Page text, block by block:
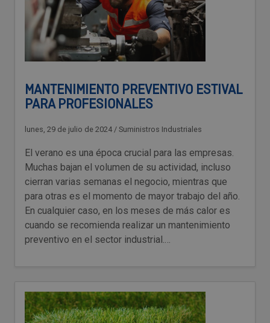
MANTENIMIENTO PREVENTIVO ESTIVAL
PARA PROFESIONALES
lunes, 29 de julio de 2024 / Suministros Industriales
El verano es una época crucial para las empresas.
Muchas bajan el volumen de su actividad, incluso
cierran varias semanas el negocio, mientras que
para otras es el momento de mayor trabajo del año.
En cualquier caso, en los meses de más calor es
cuando se recomienda realizar un mantenimiento
preventivo en el sector industrial.…